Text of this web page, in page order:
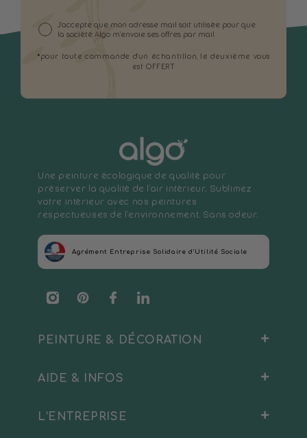
J'accepte que mon adresse mail soit utilisée pour que
la société Algo m'envoie ses offres par mail
*pour toute commande d'un échantillon, le deuxième vous
est OFFERT
Une peinture écologique de qualité pour
préserver la qualité de l'air intérieur. Sublimez
votre intérieur avec nos peintures
respectueuses de l'environnement. Sans odeur.
Agrément Entreprise Solidaire d’Utilité Sociale
InstagramPinterestFacebookTranslation
PEINTURE & DÉCORATION
Peinture Intérieure
AIDE & INFOS
Blog
L’ENTREPRISE